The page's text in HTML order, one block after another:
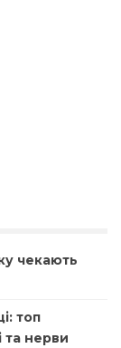
чекають
топ
та нерви